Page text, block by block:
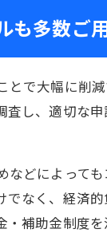
多数ご
とで大幅に削
し、適切な申
などによって
でなく、経済
・補助金制度